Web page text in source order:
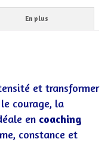
En plus
et transformer
courage, la
en coaching
constance et